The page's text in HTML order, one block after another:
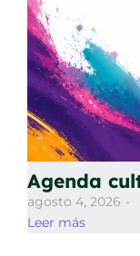
Agenda
agosto 4, 2026 -
Leer más